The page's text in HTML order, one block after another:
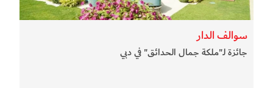
سوالف الدار
جائزة لـ"ملكة جمال الحدائق" في دبي